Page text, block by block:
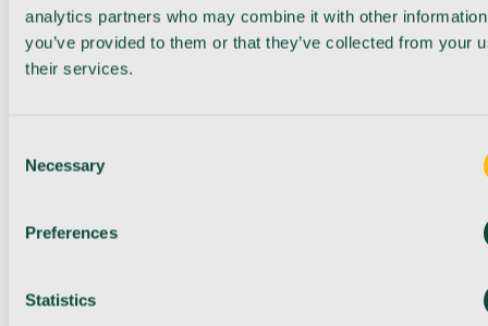
analytics partners who may combine it with other
you’ve provided to them or that they’ve collected from your
their services.
Selection
Necessary
Preferences
Statistics